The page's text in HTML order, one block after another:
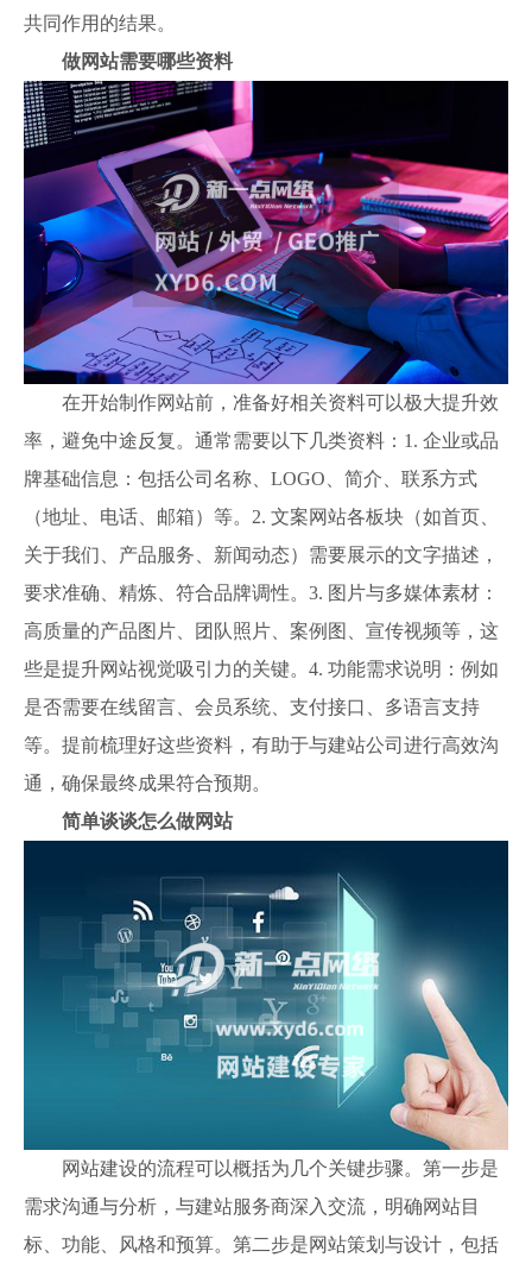
共同作用的结果。
做网站需要哪些资料
在开始制作网站前，准备好相关资料可以极大提升效
率，避免中途反复。通常需要以下几类资料：1. 企业或品
牌基础信息：包括公司名称、LOGO、简介、联系方式
（地址、电话、邮箱）等。2. 文案网站各板块（如首页、
关于我们、产品服务、新闻动态）需要展示的文字描述，
要求准确、精炼、符合品牌调性。3. 图片与多媒体素材：
高质量的产品图片、团队照片、案例图、宣传视频等，这
些是提升网站视觉吸引力的关键。4. 功能需求说明：例如
是否需要在线留言、会员系统、支付接口、多语言支持
等。提前梳理好这些资料，有助于与建站公司进行高效沟
通，确保最终成果符合预期。
简单谈谈怎么做网站
网站建设的流程可以概括为几个关键步骤。第一步是
需求沟通与分析，与建站服务商深入交流，明确网站目
标、功能、风格和预算。第二步是网站策划与设计，包括